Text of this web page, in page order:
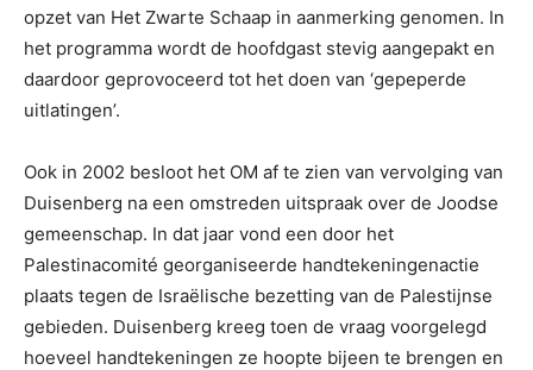
opzet van Het Zwarte Schaap in aanmerking genomen. In
het programma wordt de hoofdgast stevig aangepakt en
daardoor geprovoceerd tot het doen van ‘gepeperde
uitlatingen’.
Ook in 2002 besloot het OM af te zien van vervolging van
Duisenberg na een omstreden uitspraak over de Joodse
gemeenschap. In dat jaar vond een door het
Palestinacomité georganiseerde handtekeningenactie
plaats tegen de Israëlische bezetting van de Palestijnse
gebieden. Duisenberg kreeg toen de vraag voorgelegd
hoeveel handtekeningen ze hoopte bijeen te brengen en